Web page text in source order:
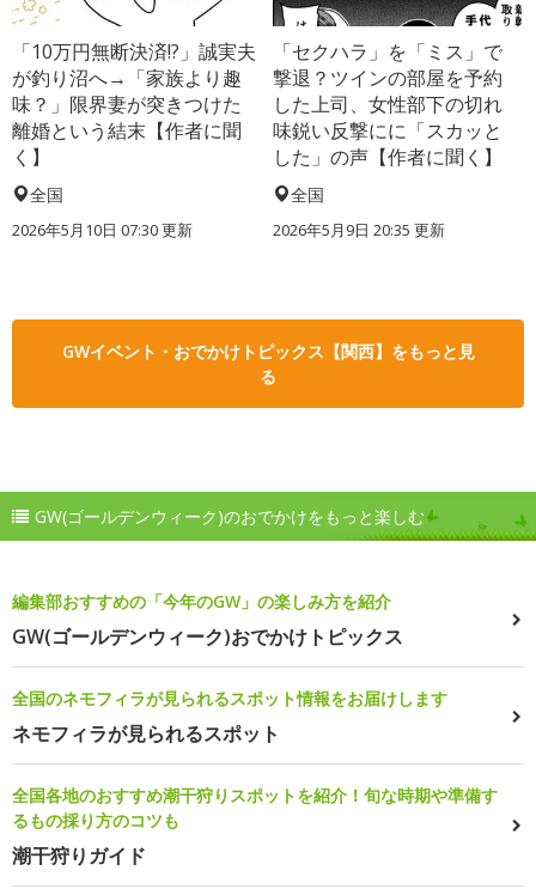
「10万円無断決済!?」誠実夫
が釣り沼へ→「家族より趣
味？」限界妻が突きつけた
離婚という結末【作者に聞
く】
全国
2026年5月10日 07:30 更新
「セクハラ」を「ミス」で
撃退？ツインの部屋を予約
した上司、女性部下の切れ
味鋭い反撃にに「スカッと
した」の声【作者に聞く】
全国
2026年5月9日 20:35 更新
GWイベント・おでかけトピックス【関西】をもっと見
る
GW(ゴールデンウィーク)のおでかけをもっと楽しむ
編集部おすすめの「今年のGW」の楽しみ方を紹介
GW(ゴールデンウィーク)おでかけトピックス
全国のネモフィラが見られるスポット情報をお届けします
ネモフィラが見られるスポット
全国各地のおすすめ潮干狩りスポットを紹介！旬な時期や準備す
るもの採り方のコツも
潮干狩りガイド